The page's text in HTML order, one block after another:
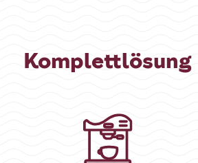
Komplettlösung